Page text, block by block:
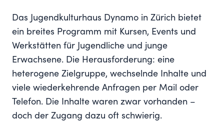
Das Jugendkulturhaus Dynamo in Zürich bietet
ein breites Programm mit Kursen, Events und
Werkstätten für Jugendliche und junge
Erwachsene. Die Herausforderung: eine
heterogene Zielgruppe, wechselnde Inhalte und
viele wiederkehrende Anfragen per Mail oder
Telefon. Die Inhalte waren zwar vorhanden –
doch der Zugang dazu oft schwierig.